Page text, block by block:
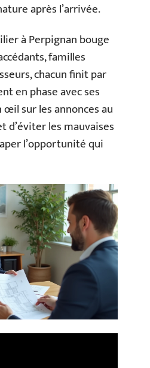
après l’arrivée.
à Perpignan bouge
familles
chacun finit par
en phase avec ses
œil sur les annonces au
d’éviter les mauvaises
l’opportunité qui